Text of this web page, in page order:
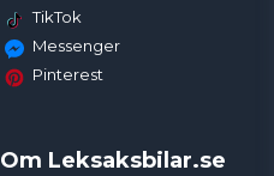
TikTok
Messenger
Pinterest
Om Leksaksbilar.se